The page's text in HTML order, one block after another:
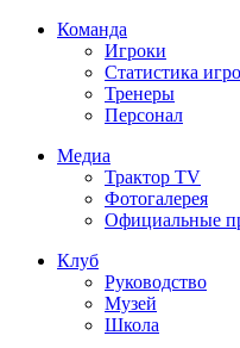
Команда
Игроки
Статистика
Тренеры
Персонал
Медиа
Трактор TV
Фотогалерея
Официальные
Клуб
Руководство
Музей
Школа